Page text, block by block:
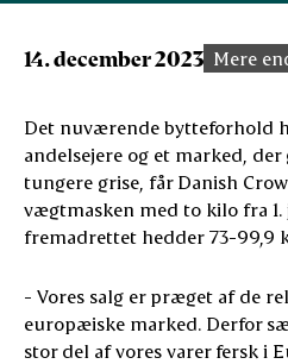
14. december 2023 Mere
Det nuværende bytteforhold
andelsejere og et marked,
tungere grise, får Danish
vægtmasken med to kilo fra 1.
fremadrettet hedder 73-99,9
- Vores salg er præget af de
europæiske marked. Derfor
stor del af vores varer fersk i